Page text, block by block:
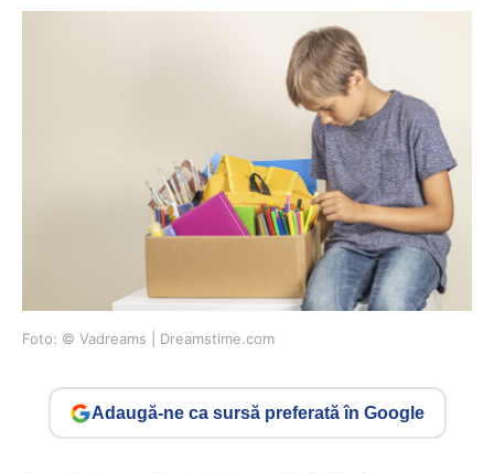
Foto: © Vadreams | Dreamstime.com
Adaugă-ne ca sursă preferată în Google